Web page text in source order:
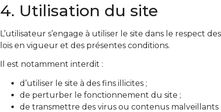
4. Utilisation du site
L’utilisateur s’engage à utiliser le site dans le respect des
lois en vigueur et des présentes conditions.
Il est notamment interdit :
d’utiliser le site à des fins illicites ;
de perturber le fonctionnement du site ;
de transmettre des virus ou contenus malveillants